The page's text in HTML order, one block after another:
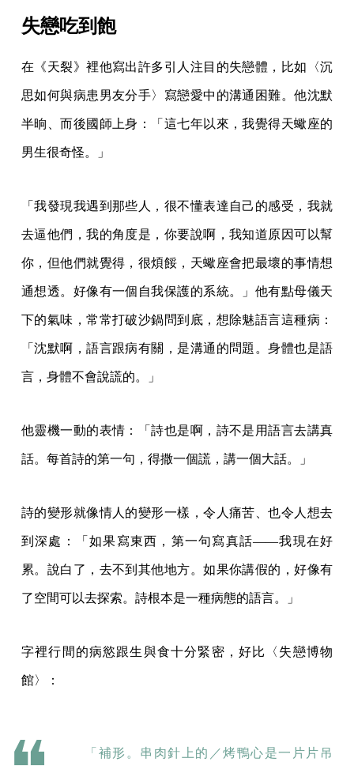
失戀吃到飽
在《天裂》裡他寫出許多引人注目的失戀體，比如〈沉
思如何與病患男友分手〉寫戀愛中的溝通困難。他沈默
半晌、而後國師上身：「這七年以來，我覺得天蠍座的
男生很奇怪。」
「我發現我遇到那些人，很不懂表達自己的感受，我就
去逼他們，我的角度是，你要說啊，我知道原因可以幫
你，但他們就覺得，很煩餒，天蠍座會把最壞的事情想
通想透。好像有一個自我保護的系統。」他有點母儀天
下的氣味，常常打破沙鍋問到底，想除魅語言這種病：
「沈默啊，語言跟病有關，是溝通的問題。身體也是語
言，身體不會說謊的。」
他靈機一動的表情：「詩也是啊，詩不是用語言去講真
話。每首詩的第一句，得撒一個謊，講一個大話。」
詩的變形就像情人的變形一樣，令人痛苦、也令人想去
到深處：「如果寫東西，第一句寫真話——我現在好
累。說白了，去不到其他地方。如果你講假的，好像有
了空間可以去探索。詩根本是一種病態的語言。」
字裡行間的病慾跟生與食十分緊密，好比〈失戀博物
館〉：
「補形。串肉針上的／烤鴨心是一片片吊